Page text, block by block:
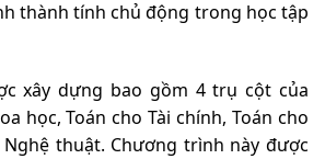
thành tính chủ động trong học tập
xây dựng bao gồm 4 trụ cột của
học, Toán cho Tài chính, Toán cho
thuật. Chương trình này được